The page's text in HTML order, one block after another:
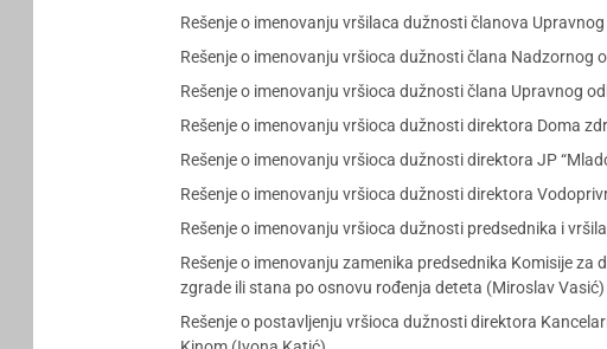
Rešenje o imenovanju vršilaca dužnosti članova
Rešenje o imenovanju vršioca dužnosti člana Nadzornog
Rešenje o imenovanju vršioca dužnosti člana Upravnog
Rešenje o imenovanju vršioca dužnosti direktora Doma
Rešenje o imenovanju vršioca dužnosti direktora JP
Rešenje o imenovanju vršioca dužnosti direktora
Rešenje o imenovanju vršioca dužnosti predsednika i
Rešenje o imenovanju zamenika predsednika Komisije
zgrade ili stana po osnovu rođenja deteta (Miroslav Vasić)
Rešenje o postavljenju vršioca dužnosti direktora